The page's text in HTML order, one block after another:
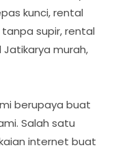
kunci, rental
supir, rental
murah,
berupaya buat
Salah satu
internet buat